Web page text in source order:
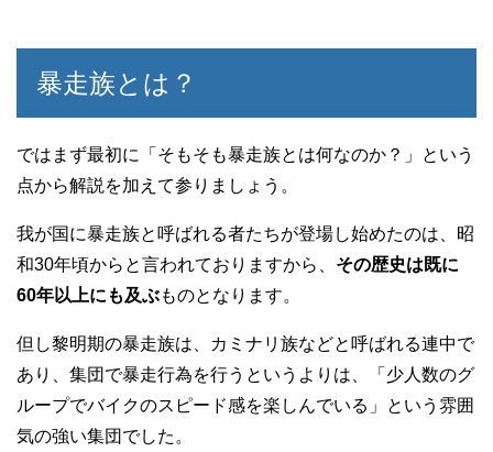
暴走族とは？
ではまず最初に「そもそも暴走族とは何なのか？」という
点から解説を加えて参りましょう。
我が国に暴走族と呼ばれる者たちが登場し始めたのは、昭
和30年頃からと言われておりますから、 その歴史は既に
60年以上にも及ぶものとなります。
但し黎明期の暴走族は、カミナリ族などと呼ばれる連中で
あり、集団で暴走行為を行うというよりは、「少人数のグ
ループでバイクのスピード感を楽しんでいる」という雰囲
気の強い集団でした。